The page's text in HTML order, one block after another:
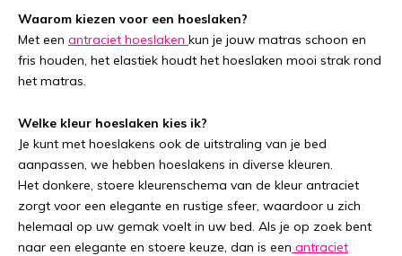
Waarom kiezen voor een hoeslaken?
Met een antraciet hoeslaken kun je jouw matras schoon en
fris houden, het elastiek houdt het hoeslaken mooi strak rond
het matras.
Welke kleur hoeslaken kies ik?
Je kunt met hoeslakens ook de uitstraling van je bed
aanpassen, we hebben hoeslakens in diverse kleuren.
Het donkere, stoere kleurenschema van de kleur antraciet
zorgt voor een elegante en rustige sfeer, waardoor u zich
helemaal op uw gemak voelt in uw bed. Als je op zoek bent
naar een elegante en stoere keuze, dan is een antraciet